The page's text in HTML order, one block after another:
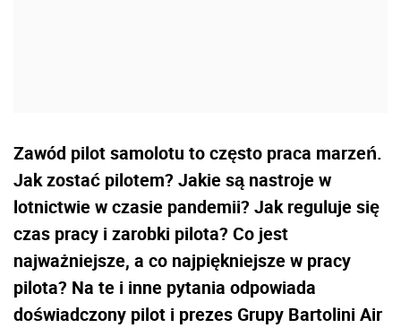
Zawód pilot samolotu to często praca marzeń.
Jak zostać pilotem? Jakie są nastroje w
lotnictwie w czasie pandemii? Jak reguluje się
czas pracy i zarobki pilota? Co jest
najważniejsze, a co najpiękniejsze w pracy
pilota? Na te i inne pytania odpowiada
doświadczony pilot i prezes Grupy Bartolini Air